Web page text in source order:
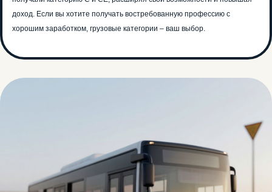
доход. Если вы хотите получать востребованную профессию с
хорошим заработком, грузовые категории – ваш выбор.